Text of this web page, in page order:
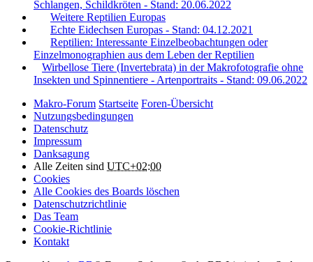
Schlangen, Schildkröten - Stand: 20.06.2022
Weitere Reptilien Europas
Echte Eidechsen Europas - Stand: 04.12.2021
Reptilien: Interessante Einzelbeobachtungen oder
Einzelmonographien aus dem Leben der Reptilien
Wirbellose Tiere (Invertebrata) in der Makrofotografie ohne
Insekten und Spinnentiere - Artenportraits - Stand: 09.06.2022
Makro-Forum Startseite Foren-Übersicht
Nutzungsbedingungen
Datenschutz
Impressum
Danksagung
Alle Zeiten sind UTC+02:00
Cookies
Alle Cookies des Boards löschen
Datenschutzrichtlinie
Das Team
Cookie-Richtlinie
Kontakt